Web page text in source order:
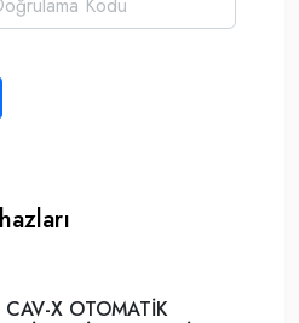
X OTOMATİK